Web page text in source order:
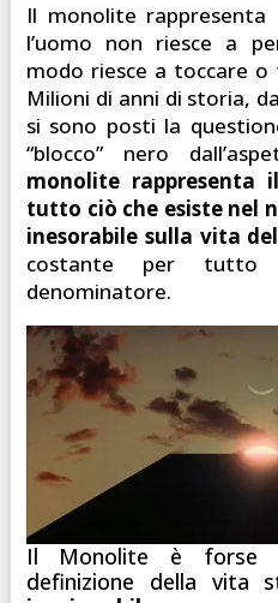
Il monolite rappresenta
l’uomo non riesce a
modo riesce a toccare
Milioni di anni di storia,
si sono posti la
“blocco” nero
monolite rappresenta
tutto ciò che esiste nel
inesorabile sulla vita
costante per
denominatore.
Il Monolite è forse
definizione della vita